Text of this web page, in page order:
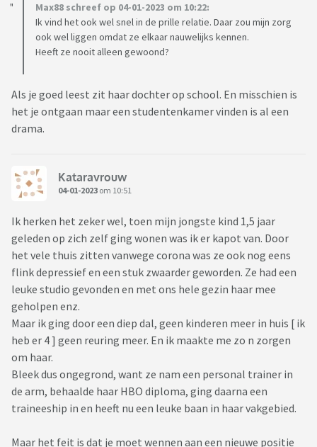
Max88 schreef op 04-01-2023 om 10:22:
Ik vind het ook wel snel in de prille relatie. Daar zou mijn zorg
ook wel liggen omdat ze elkaar nauwelijks kennen.
Heeft ze nooit alleen gewoond?
Als je goed leest zit haar dochter op school. En misschien is
het je ontgaan maar een studentenkamer vinden is al een
drama.
Kataravrouw
04-01-2023 om 10:51
Ik herken het zeker wel, toen mijn jongste kind 1,5 jaar
geleden op zich zelf ging wonen was ik er kapot van. Door
het vele thuis zitten vanwege corona was ze ook nog eens
flink depressief en een stuk zwaarder geworden. Ze had een
leuke studio gevonden en met ons hele gezin haar mee
geholpen enz.
Maar ik ging door een diep dal, geen kinderen meer in huis [ ik
heb er 4 ] geen reuring meer. En ik maakte me zo n zorgen
om haar.
Bleek dus ongegrond, want ze nam een personal trainer in
de arm, behaalde haar HBO diploma, ging daarna een
traineeship in en heeft nu een leuke baan in haar vakgebied.
Maar het feit is dat je moet wennen aan een nieuwe positie